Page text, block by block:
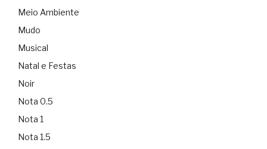
Meio Ambiente
Mudo
Musical
Natal e Festas
Noir
Nota 0.5
Nota 1
Nota 1.5